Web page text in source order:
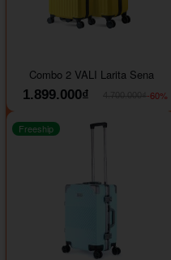
Combo 2 VALI Larita Sena
1.899.000₫
-60%
Freeship